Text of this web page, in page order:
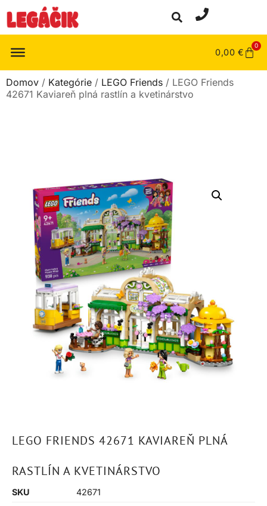
0,00 €
0
Domov / Kategórie / LEGO Friends / LEGO Friends
42671 Kaviareň plná rastlín a kvetinárstvo
LEGO FRIENDS 42671 KAVIAREŇ PLNÁ
RASTLÍN A KVETINÁRSTVO
SKU
42671